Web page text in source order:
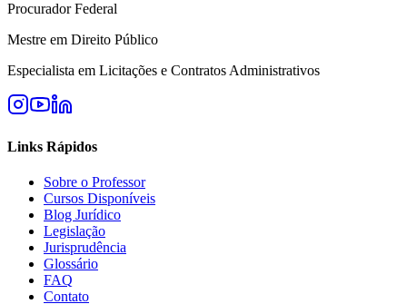
Procurador Federal
Mestre em Direito Público
Especialista em Licitações e Contratos Administrativos
Links Rápidos
Sobre o Professor
Cursos Disponíveis
Blog Jurídico
Legislação
Jurisprudência
Glossário
FAQ
Contato